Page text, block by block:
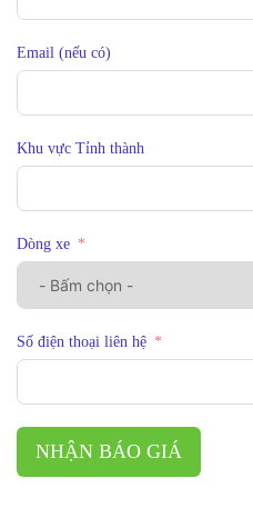
Email (nếu có)
Khu vực Tỉnh thành
Dòng xe
Số điện thoại liên hệ
NHẬN BÁO GIÁ